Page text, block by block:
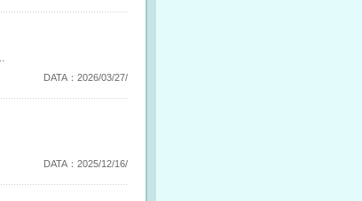
DATA：2026/03/27/
DATA：2025/12/16/